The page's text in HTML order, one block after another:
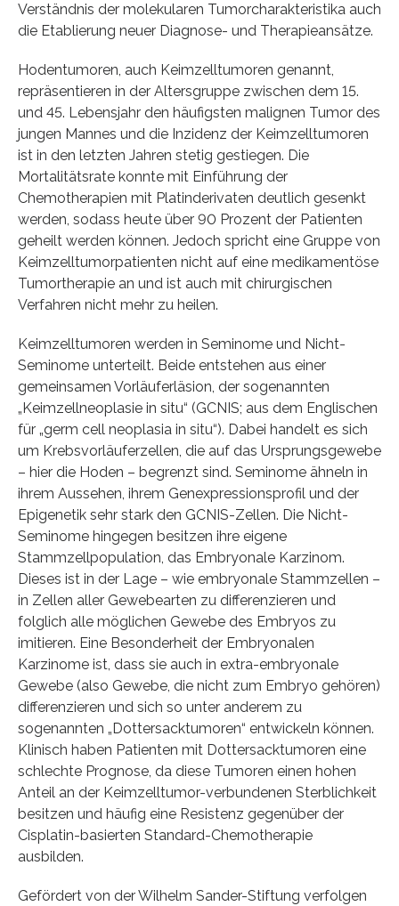
Verständnis der molekularen Tumorcharakteristika auch
die Etablierung neuer Diagnose- und Therapieansätze.
Hodentumoren, auch Keimzelltumoren genannt,
repräsentieren in der Altersgruppe zwischen dem 15.
und 45. Lebensjahr den häufigsten malignen Tumor des
jungen Mannes und die Inzidenz der Keimzelltumoren
ist in den letzten Jahren stetig gestiegen. Die
Mortalitätsrate konnte mit Einführung der
Chemotherapien mit Platinderivaten deutlich gesenkt
werden, sodass heute über 90 Prozent der Patienten
geheilt werden können. Jedoch spricht eine Gruppe von
Keimzelltumorpatienten nicht auf eine medikamentöse
Tumortherapie an und ist auch mit chirurgischen
Verfahren nicht mehr zu heilen.
Keimzelltumoren werden in Seminome und Nicht-
Seminome unterteilt. Beide entstehen aus einer
gemeinsamen Vorläuferläsion, der sogenannten
„Keimzellneoplasie in situ“ (GCNIS; aus dem Englischen
für „germ cell neoplasia in situ“). Dabei handelt es sich
um Krebsvorläuferzellen, die auf das Ursprungsgewebe
– hier die Hoden – begrenzt sind. Seminome ähneln in
ihrem Aussehen, ihrem Genexpressionsprofil und der
Epigenetik sehr stark den GCNIS-Zellen. Die Nicht-
Seminome hingegen besitzen ihre eigene
Stammzellpopulation, das Embryonale Karzinom.
Dieses ist in der Lage – wie embryonale Stammzellen –
in Zellen aller Gewebearten zu differenzieren und
folglich alle möglichen Gewebe des Embryos zu
imitieren. Eine Besonderheit der Embryonalen
Karzinome ist, dass sie auch in extra-embryonale
Gewebe (also Gewebe, die nicht zum Embryo gehören)
differenzieren und sich so unter anderem zu
sogenannten „Dottersacktumoren“ entwickeln können.
Klinisch haben Patienten mit Dottersacktumoren eine
schlechte Prognose, da diese Tumoren einen hohen
Anteil an der Keimzelltumor-verbundenen Sterblichkeit
besitzen und häufig eine Resistenz gegenüber der
Cisplatin-basierten Standard-Chemotherapie
ausbilden.
Gefördert von der Wilhelm Sander-Stiftung verfolgen